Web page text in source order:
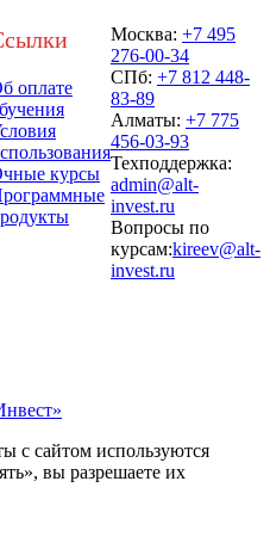
оплате
курсы
Москва: +7 495
276-00-34
СПб: +7 812 448-
83-89
Алматы: +7 775
456-03-93
Техподдержка:
admin@alt-
invest.ru
Вопросы по
курсам:kireev@alt-
invest.ru
с сайтом используются
вы разрешаете их